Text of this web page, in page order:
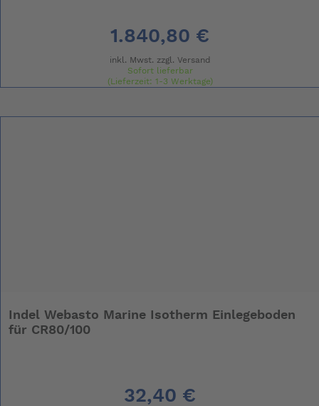
1.840,80 €
inkl. Mwst. zzgl. Versand
Sofort lieferbar
(Lieferzeit: 1-3 Werktage)
Indel Webasto Marine Isotherm Einlegeboden
für CR80/100
32,40 €